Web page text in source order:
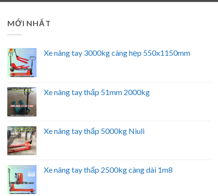
MỚI NHẤT
Xe nâng tay 3000kg càng hẹp 550x1150mm
Xe nâng tay thấp 51mm 2000kg
Xe nâng tay thấp 5000kg Niuli
Xe nâng tay thấp 2500kg càng dài 1m8